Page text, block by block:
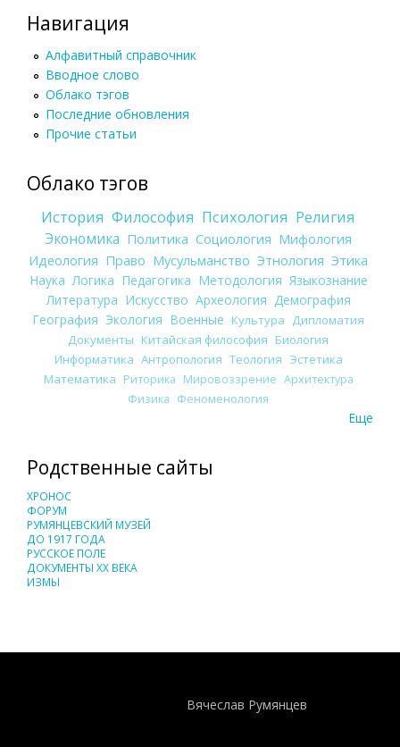
Навигация
Алфавитный справочник
Вводное слово
Облако тэгов
Последние обновления
Прочие статьи
Облако тэгов
История Философия Психология Религия
Экономика Политика Социология Мифология
Идеология Право Мусульманство Этнология Этика
Наука Логика Педагогика Методология Языкознание
Литература Искусство Археология Демография
География Экология Военные Культура
Дипломатия
Документы Китайская философия Биология
Информатика Антропология Теология Эстетика
Математика Риторика Мировоззрение Архитектура
Физика Феноменология
Еще
Родственные сайты
ХРОНОС
ФОРУМ
РУМЯНЦЕВСКИЙ МУЗЕЙ
ДО 1917 ГОДА
РУССКОЕ ПОЛЕ
ДОКУМЕНТЫ XX ВЕКА
ИЗМЫ
Вячеслав Румянцев